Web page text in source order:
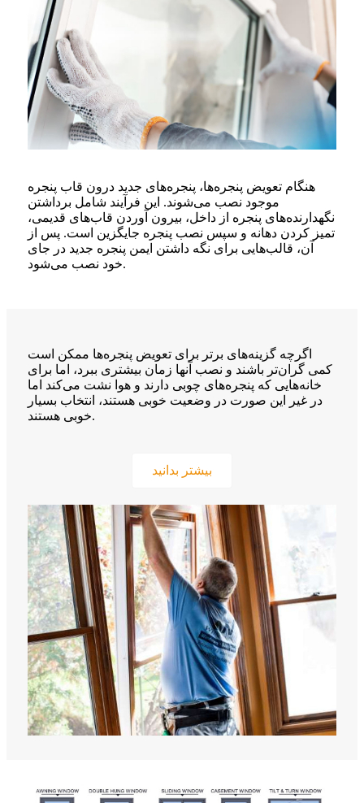
هنگام تعویض پنجره‌ها، پنجره‌های جدید درون قاب پنجره
موجود نصب می‌شوند. این فرآیند شامل برداشتن
نگهدارنده‌های پنجره از داخل، بیرون آوردن قاب‌های قدیمی،
تمیز کردن دهانه و سپس نصب پنجره جایگزین است. پس از
آن، قالب‌هایی برای نگه داشتن ایمن پنجره جدید در جای
خود نصب می‌شود.
اگرچه گزینه‌های برتر برای تعویض پنجره‌ها ممکن است
کمی گران‌تر باشند و نصب آنها زمان بیشتری ببرد، اما برای
خانه‌هایی که پنجره‌های چوبی دارند و هوا نشت می‌کند اما
در غیر این صورت در وضعیت خوبی هستند، انتخاب بسیار
خوبی هستند.
بیشتر بدانید